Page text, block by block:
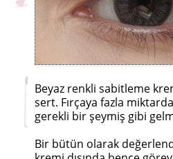
Beyaz renkli sabitleme
sert. Fırçaya fazla
gerekli bir şeymiş gibi
Bir bütün olarak